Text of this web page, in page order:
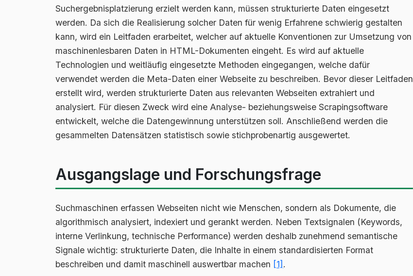
Suchergebnisplatzierung erzielt werden kann, müssen strukturierte Daten eingesetzt
werden. Da sich die Realisierung solcher Daten für wenig Erfahrene schwierig gestalten
kann, wird ein Leitfaden erarbeitet, welcher auf aktuelle Konventionen zur Umsetzung von
maschinenlesbaren Daten in HTML-Dokumenten eingeht. Es wird auf aktuelle
Technologien und weitläufig eingesetzte Methoden eingegangen, welche dafür
verwendet werden die Meta-Daten einer Webseite zu beschreiben. Bevor dieser Leitfaden
erstellt wird, werden strukturierte Daten aus relevanten Webseiten extrahiert und
analysiert. Für diesen Zweck wird eine Analyse- beziehungsweise Scrapingsoftware
entwickelt, welche die Datengewinnung unterstützen soll. Anschließend werden die
gesammelten Datensätzen statistisch sowie stichprobenartig ausgewertet.
Ausgangslage und Forschungsfrage
Suchmaschinen erfassen Webseiten nicht wie Menschen, sondern als Dokumente, die
algorithmisch analysiert, indexiert und gerankt werden. Neben Textsignalen (Keywords,
interne Verlinkung, technische Performance) werden deshalb zunehmend semantische
Signale wichtig: strukturierte Daten, die Inhalte in einem standardisierten Format
beschreiben und damit maschinell auswertbar machen [1] .